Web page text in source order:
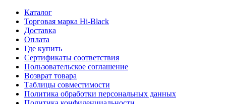
Каталог
Торговая марка Hi-Black
Доставка
Оплата
Где купить
Сертификаты соответствия
Пользовательское соглашение
Возврат товара
Таблицы совместимости
Политика обработки персональных данных